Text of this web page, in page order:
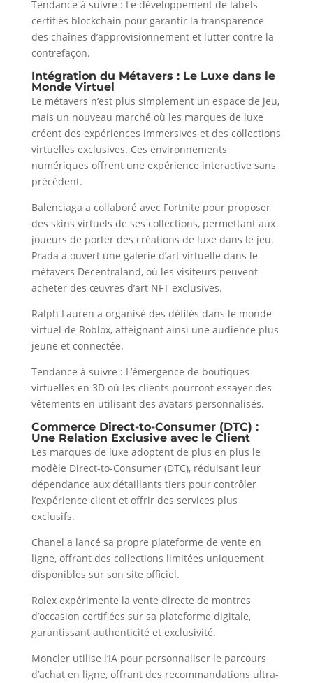
Tendance à suivre : Le développement de labels
certifiés blockchain pour garantir la transparence
des chaînes d’approvisionnement et lutter contre la
contrefaçon.
Intégration du Métavers : Le Luxedans le
Monde Virtuel
Le métavers n’est plus simplement un espace de jeu,
mais un nouveau marché où les marques de luxe
créent des expériences immersives et des collections
virtuelles exclusives. Ces environnements
numériques offrent une expérience interactive sans
précédent.
Balenciaga a collaboré avec Fortnite pour proposer
des skins virtuels de ses collections, permettant aux
joueurs de porter des créations de luxe dans le jeu.
Prada a ouvert une galerie d’art virtuelle dans le
métavers Decentraland, où les visiteurs peuvent
acheter des œuvres d’art NFT exclusives.
Ralph Lauren a organisé des défilés dans le monde
virtuel de Roblox, atteignant ainsi une audience plus
jeune et connectée.
Tendance à suivre : L’émergence de boutiques
virtuelles en 3D où les clients pourront essayer des
vêtements en utilisant des avatars personnalisés.
Commerce Direct-to-Consumer (DTC) :
Une Relation Exclusive avec le Client
Les marques de luxe adoptent de plus en plus le
modèle Direct-to-Consumer (DTC), réduisant leur
dépendance aux détaillants tiers pour contrôler
l’expérience client et offrir des services plus
exclusifs.
Chanel a lancé sa propre plateforme de vente en
ligne, offrant des collections limitées uniquement
disponibles sur son site officiel.
Rolex expérimente la vente directe de montres
d’occasion certifiées sur sa plateforme digitale,
garantissant authenticité et exclusivité.
Moncler utilise l’IA pour personnaliser le parcours
d’achat en ligne, offrant des recommandations ultra-